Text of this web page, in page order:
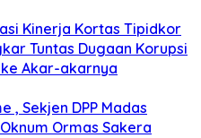
Kinerja Kortas Tipidkor
Tuntas Dugaan Korupsi
Akar-akarnya
, Sekjen DPP Madas
Ormas Sakera